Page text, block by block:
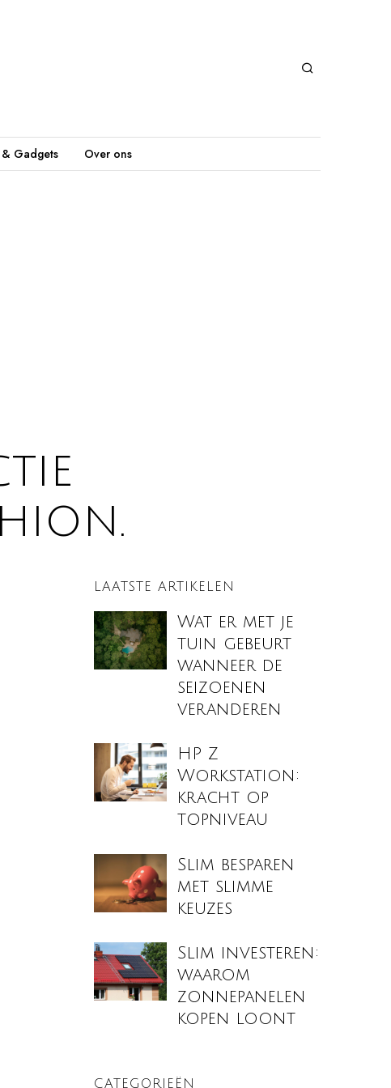
Gadgets Over ons
LAATSTE ARTIKELEN
Wat er met je
tuin gebeurt
wanneer de
seizoenen
veranderen
HP Z
Workstation:
kracht op
topniveau
Slim besparen
met slimme
keuzes
Slim investeren:
waarom
zonnepanelen
kopen loont
CATEGORIEËN